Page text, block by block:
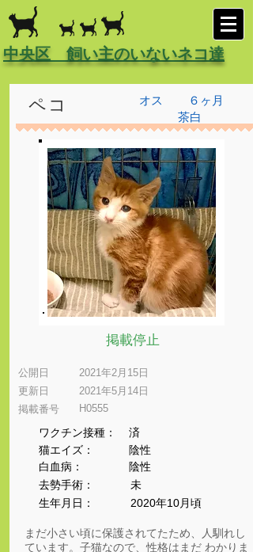
中央区 飼い主のいないネコ達
オス
ペコ
６ヶ月
茶白
掲載停止
公開日
更新日
​掲載番号
2021年2月15日
2021年5月14日
H0555
ワクチン接種：
猫エイズ：
​白血病：
​去勢手術：
生年月日：
済
陰性
陰性
未
2020年10月頃
まだ小さい頃に保護されてたため、人馴れし
ています。子猫なので、性格はまだ わかりま